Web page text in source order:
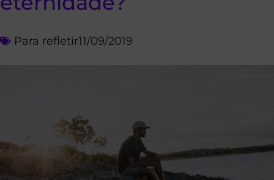
Para refletir11/09/2019